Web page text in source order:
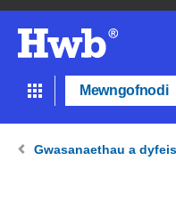
Mewngofnodi
Gwasanaethau a